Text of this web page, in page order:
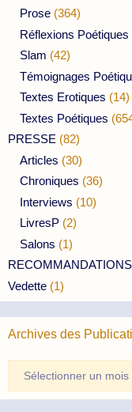
Prose (364)
Réflexions Poétiques
Slam (42)
Témoignages
Textes Erotiques (14)
Textes Poétiques
PRESSE (82)
Articles (30)
Chroniques (36)
Interviews (10)
LivresP (2)
Salons (1)
RECOMMANDATIONS
Vedette (1)
Archives des
des
Publications